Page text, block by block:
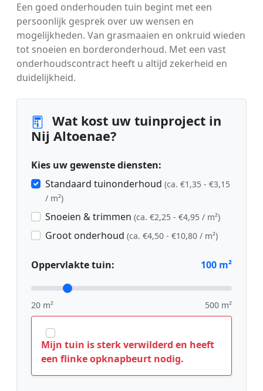
Een goed onderhouden tuin begint met een
persoonlijk gesprek over uw wensen en
mogelijkheden. Van grasmaaien en onkruid wieden
tot snoeien en borderonderhoud. Met een vast
onderhoudscontract heeft u altijd zekerheid en
duidelijkheid.
Wat kost uw tuinproject in
Nij Altoenae?
Kies uw gewenste diensten:
Standaard tuinonderhoud (ca. €1,35 - €3,15
/ m²)
Snoeien & trimmen (ca. €2,25 - €4,95 / m²)
Groot onderhoud (ca. €4,50 - €10,80 / m²)
Oppervlakte tuin: 100 m²
20 m² 500 m²
Mijn tuin is sterk verwilderd en heeft
een flinke opknapbeurt nodig.